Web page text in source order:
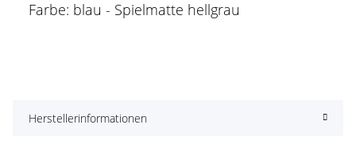
Farbe: blau - Spielmatte hellgrau
Herstellerinformationen